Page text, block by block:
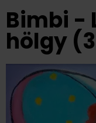
Bimbi -
hölgy